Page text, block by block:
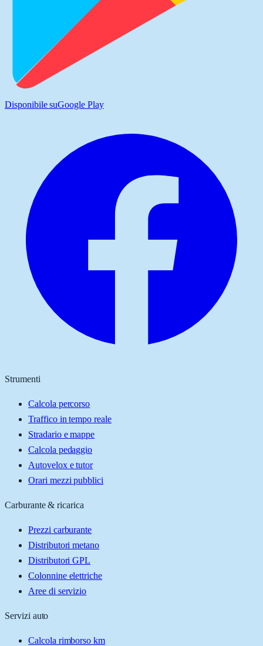
Disponibile suGoogle Play
Strumenti
Calcola percorso
Traffico in tempo reale
Stradario e mappe
Calcola pedaggio
Autovelox e tutor
Orari mezzi pubblici
Carburante & ricarica
Prezzi carburante
Distributori metano
Distributori GPL
Colonnine elettriche
Aree di servizio
Servizi auto
Calcola rimborso km